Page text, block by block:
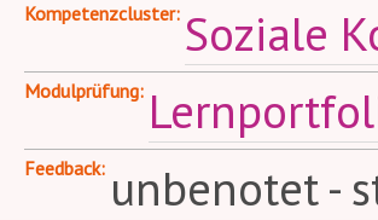
Kompetenzcluster Soziale
Modulprüfung
Feedback unbenotet -